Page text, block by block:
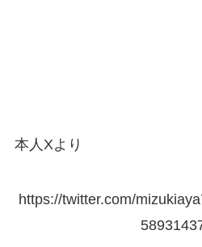
本人Xより
https://twitter.com/